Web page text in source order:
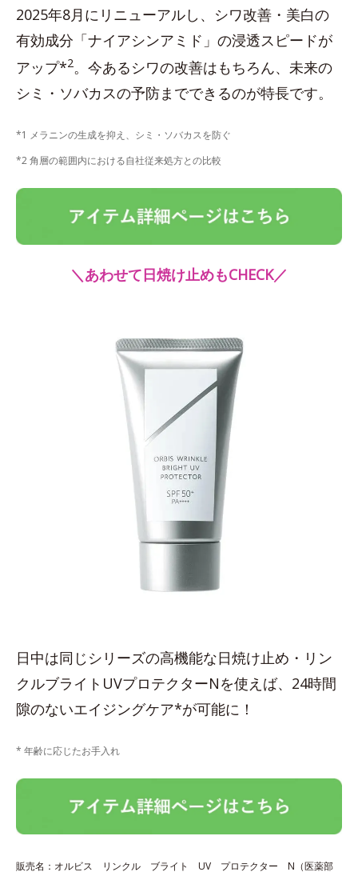
2025年8月にリニューアルし、シワ改善・美白の
有効成分「ナイアシンアミド」の浸透スピードが
アップ*2。今あるシワの改善はもちろん、未来の
シミ・ソバカスの予防までできるのが特長です。
*1 メラニンの生成を抑え、シミ・ソバカスを防ぐ
*2 角層の範囲内における自社従来処方との比較
＼あわせて日焼け止めもCHECK／
日中は同じシリーズの高機能な日焼け止め・リン
クルブライトUVプロテクターNを使えば、24時間
隙のないエイジングケア*が可能に！
* 年齢に応じたお手入れ
販売名：オルビス リンクル ブライト UV プロテクター N（医薬部